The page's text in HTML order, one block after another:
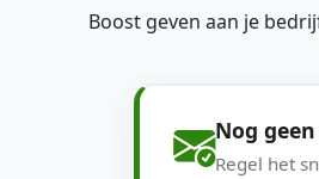
Boost geven aan je
Nog
Regel het